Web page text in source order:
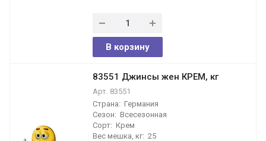
В корзину
83551 Джинсы жен КРЕМ, кг
Арт. 83551
Страна: Германия
Сезон: Всесезонная
Сорт: Крем
Вес мешка, кг: 25